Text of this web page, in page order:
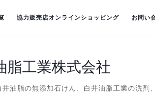
協力販売店オンラインショッピング お問い
脂工業株式会社
脂の無添加石けん、白井油脂工業の洗剤